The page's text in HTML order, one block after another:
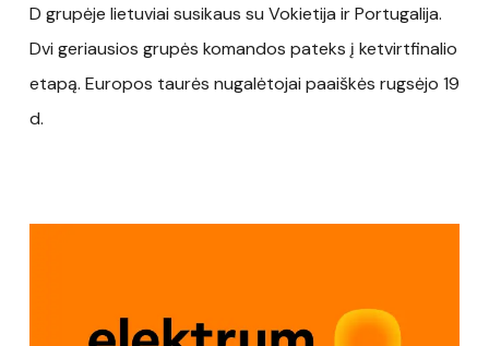
D grupėje lietuviai susikaus su Vokietija ir Portugalija.
Dvi geriausios grupės komandos pateks į ketvirtfinalio
etapą. Europos taurės nugalėtojai paaiškės rugsėjo 19
d.